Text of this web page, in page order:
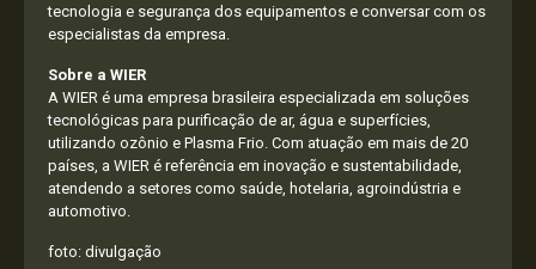
tecnologia e segurança dos equipamentos e conversar com os
especialistas da empresa.
Sobre a WIER
A WIER é uma empresa brasileira especializada em soluções
tecnológicas para purificação de ar, água e superfícies,
utilizando ozônio e Plasma Frio. Com atuação em mais de 20
países, a WIER é referência em inovação e sustentabilidade,
atendendo a setores como saúde, hotelaria, agroindústria e
automotivo.
foto: divulgação